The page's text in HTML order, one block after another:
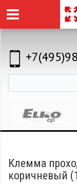
Клемма
коричневый